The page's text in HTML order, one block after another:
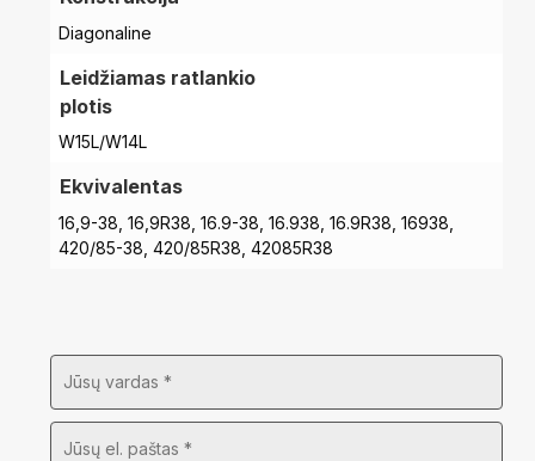
Diagonaline
Leidžiamas ratlankio
plotis
W15L/W14L
Ekvivalentas
16,9-38, 16,9R38, 16.9-38, 16.938, 16.9R38, 16938,
420/85-38, 420/85R38, 42085R38